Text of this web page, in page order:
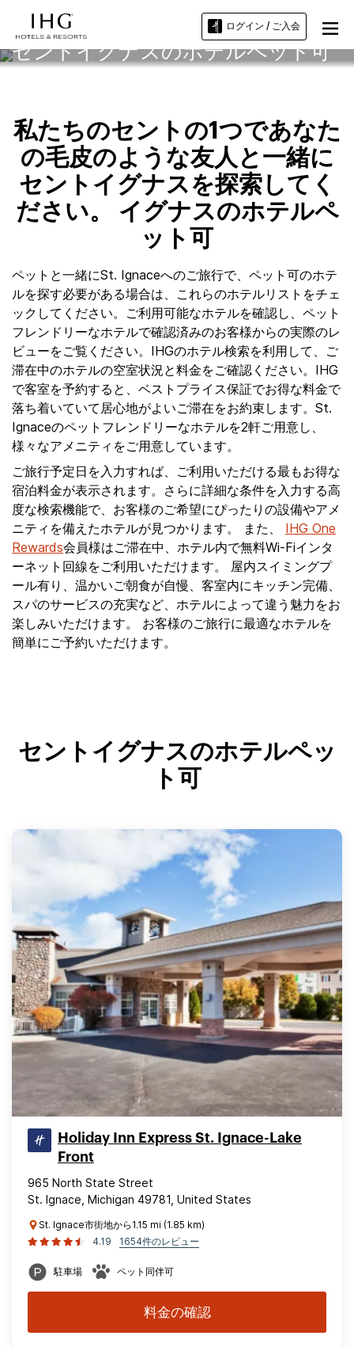
ログイン / ご入会
セントイグナスのホテルペット可
私たちのセントの1つであなた
の毛皮のような友人と一緒に
セントイグナスを探索してく
ださい。 イグナスのホテルペ
ット可
ペットと一緒にSt. Ignaceへのご旅行で、ペット可のホテ
ルを探す必要がある場合は、これらのホテルリストをチェ
ックしてください。ご利用可能なホテルを確認し、ペット
フレンドリーなホテルで確認済みのお客様からの実際のレ
ビューをご覧ください。IHGのホテル検索を利用して、ご
滞在中のホテルの空室状況と料金をご確認ください。IHG
で客室を予約すると、ベストプライス保証でお得な料金で
落ち着いていて居心地がよいご滞在をお約束します。St.
Ignaceのペットフレンドリーなホテルを2軒ご用意し、
様々なアメニティをご用意しています。
ご旅行予定日を入力すれば、ご利用いただける最もお得な
宿泊料金が表示されます。さらに詳細な条件を入力する高
度な検索機能で、お客様のご希望にぴったりの設備やアメ
ニティを備えたホテルが見つかります。 また、 IHG One
Rewards会員様はご滞在中、ホテル内で無料Wi-Fiインタ
ーネット回線をご利用いただけます。 屋内スイミングプ
ール有り、温かいご朝食が自慢、客室内にキッチン完備、
スパのサービスの充実など、ホテルによって違う魅力をお
楽しみいただけます。 お客様のご旅行に最適なホテルを
簡単にご予約いただけます。
セントイグナスのホテルペッ
ト可
Holiday Inn Express St. Ignace-Lake
Front
965 North State Street
St. Ignace, Michigan 49781, United States
St. Ignace市街地から1.15 mi (1.85 km)
4.19
1654件のレビュー
駐車場 ペット同伴可
料金の確認